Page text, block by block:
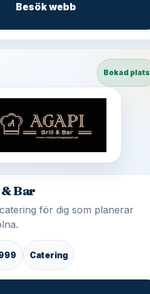
Besök webb
Bokad plats
Bar
för dig som planerar
Catering